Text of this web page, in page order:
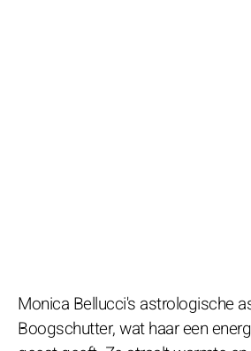
Monica Bellucci's astrologische
Boogschutter, wat haar een